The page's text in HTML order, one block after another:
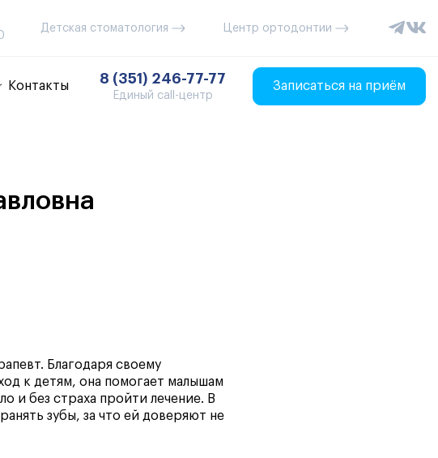
Детская стоматология Центр ортодонтии
Контакты 8 (351) 246-77-77
Единый call-центр
Записаться на приём
Благодаря своему
к детям, она помогает малышам
и без страха пройти лечение. В
зубы, за что ей доверяют не